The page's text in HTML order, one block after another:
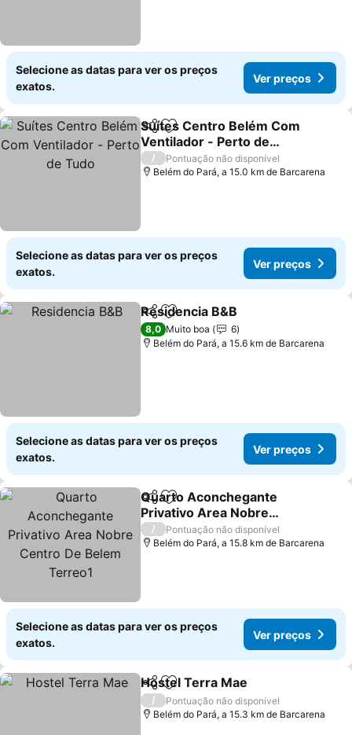
Selecione as datas para ver os preços
exatos.
Ver preços
PartilharAdicionar aos favoritos
Suítes Centro Belém Com
Ventilador - Perto de
Tudo
Ver preços
/
Pontuação não disponível
Belém do Pará, a 15.0 km de Barcarena
Selecione as datas para ver os preços
exatos.
Ver preços
PartilharAdicionar aos favoritos
Residencia B&B
8,0 Muito boa
6
Belém do Pará, a 15.6 km de Barcarena
Selecione as datas para ver os preços
exatos.
Ver preços
PartilharAdicionar aos favoritos
Quarto Aconchegante
Privativo Area Nobre
Centro De Belem Terreo1
Ver preços
/
Pontuação não disponível
Belém do Pará, a 15.8 km de Barcarena
Selecione as datas para ver os preços
exatos.
Ver preços
PartilharAdicionar aos favoritos
Hostel Terra Mae
/
Pontuação não disponível
Belém do Pará, a 15.3 km de Barcarena